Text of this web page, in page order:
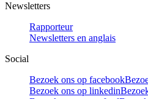
Newsletters
Rapporteur
Newsletters en anglais
Social
Bezoek ons op facebook
Bezoek ons op linkedin